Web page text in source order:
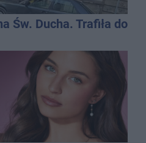
Św. Ducha. Trafiła do